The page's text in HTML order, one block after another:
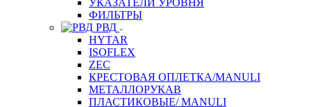
ФИЛЬТРЫ
РВД
HYTAR
ISOFLEX
ZEC
КРЕСТОВАЯ ОПЛЕТКА/MANULI
МЕТАЛЛОРУКАВ
ПЛАСТИКОВЫЕ/ MANULI